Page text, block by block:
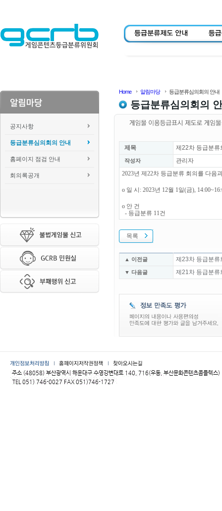
공지사항
등급분류심의회의 안내
홈페이지 점검 안내
회의록공개
Home 알림마당 등급분류심의회의 안내
등급분류심의회의
제목 제22차 등급분류
작성자
관리자
2023년 제22차 등급분류 회의를 다음
o 일 시: 2023년 12월 1일(금),
o 안 건
- 등급분류 11건
목록
▲ 이전글 제23차 등급분류
▼ 다음글 제21차 등급분류